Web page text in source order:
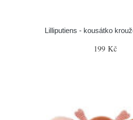
Lilliputiens - kousátko
199 Kč